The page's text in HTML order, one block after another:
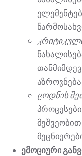
ცოდნის
ემოციური